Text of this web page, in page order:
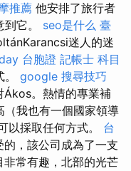
推薦 他安排了旅行者
它。 seo是什么 臺
迷人的迷
台胞證 記帳士 科目
google 搜尋技巧
Ákos。熱情的專業補
（我也有一個國家領導
以採取任何方式。 台
的，該公司成為了一支
非常有趣，北部的光芒